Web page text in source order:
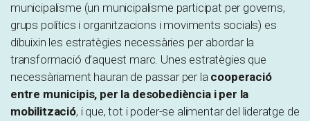
municipalisme (un municipalisme participat per governs,
grups polítics i organitzacions i moviments socials) es
dibuixin les estratègies necessàries per abordar la
transformació d’aquest marc. Unes estratègies que
necessàriament hauran de passar per la cooperació
entre municipis, per la desobediència i per la
mobilització, i que, tot i poder-se alimentar del lideratge de